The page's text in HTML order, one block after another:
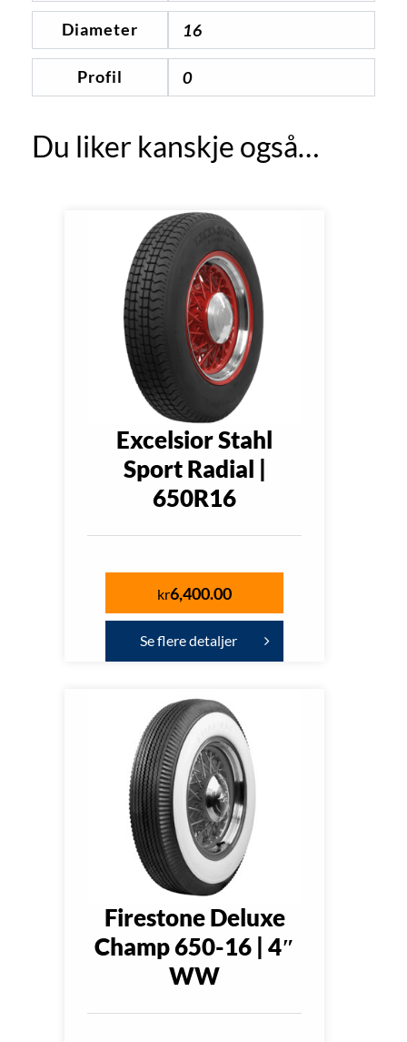
Diameter 16
Profil 0
Du liker kanskje også…
Excelsior Stahl
Sport Radial |
650R16
kr6,400.00
Se flere detaljer
Firestone Deluxe
Champ 650-16 | 4″
WW